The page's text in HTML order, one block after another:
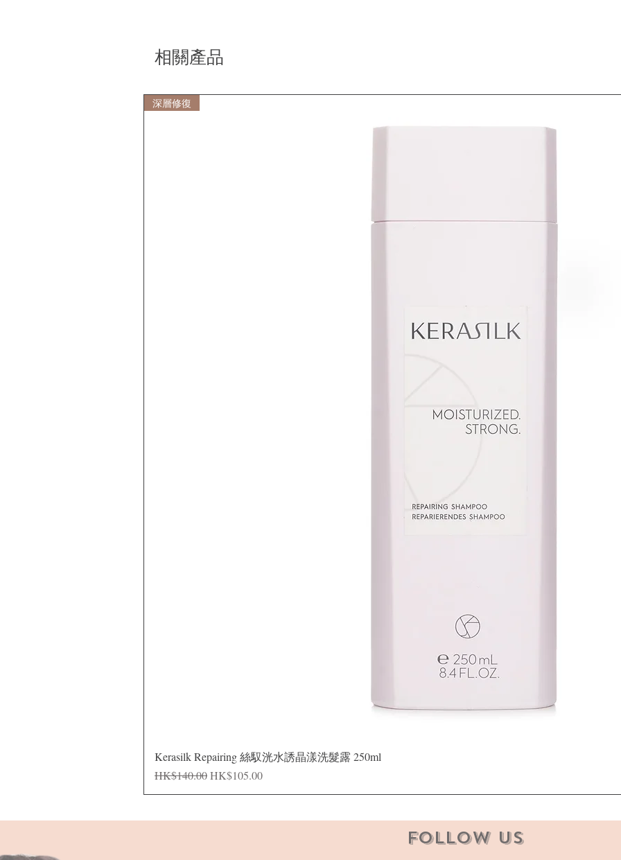
相關產品
深層修復
Kerasilk Repairing 絲馭洸水誘晶漾洗髮露 250ml
一般價格
HK$140.00促銷價格
HK$105.00
Follow Us